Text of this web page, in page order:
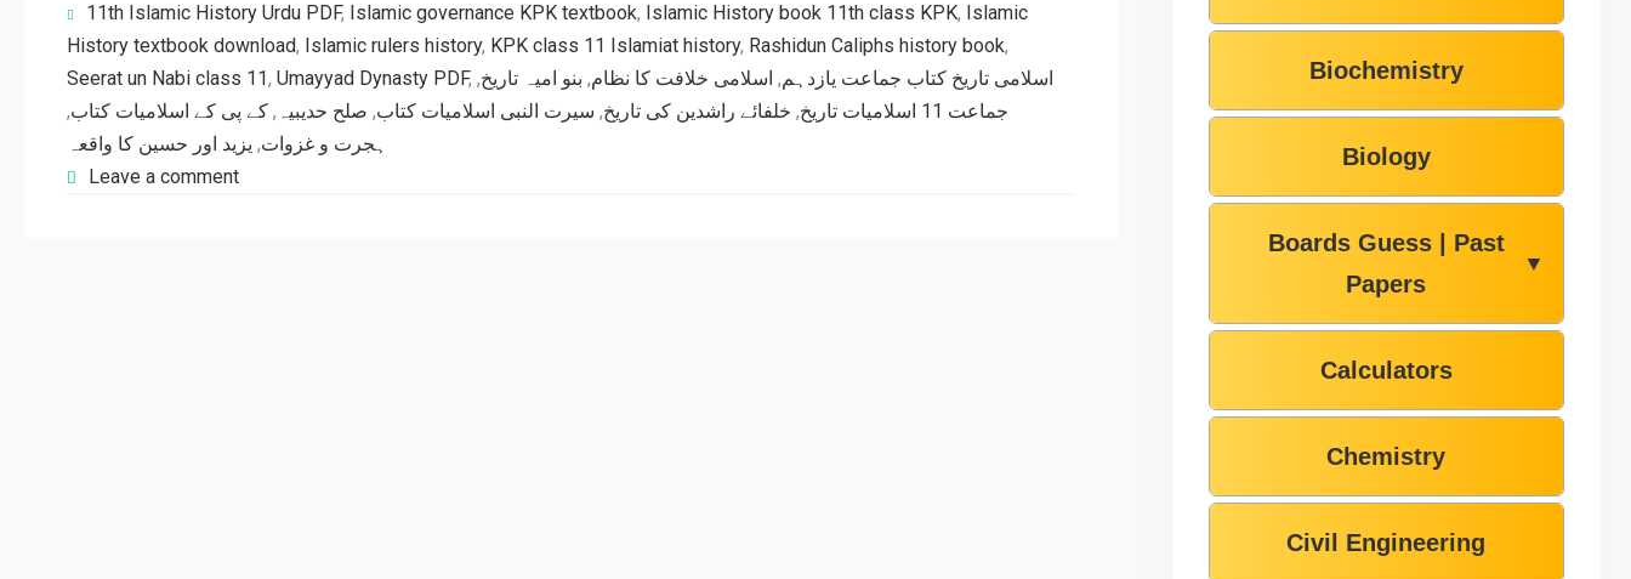
11th Islamic History Urdu PDF, Islamic governance KPK textbook, Islamic History book 11th class KPK, Islamic
History textbook download, Islamic rulers history, KPK class 11 Islamiat history, Rashidun Caliphs history book,
Seerat un Nabi class 11, Umayyad Dynasty PDF, اسلامی تاریخ کتاب جماعت یازدہم, اسلامی خلافت کا نظام, بنو امیہ تاریخ,
جماعت 11 اسلامیات تاریخ
, خلفائے راشدین کی تاریخ, سیرت النبی اسلامیات کتاب, صلح حدیبیہ , کے پی کے اسلامیات کتاب,
ہجرت و غزوات, یزید اور حسین کا واقعہ
Leave a comment
Biochemistry
Biology
Boards Guess | Past
Papers
▼
Calculators
Chemistry
Civil Engineering